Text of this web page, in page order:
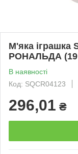
М'яка іграшка
РОНАЛЬДА (19
В наявності
Код: SQCR04123
296,01 ₴